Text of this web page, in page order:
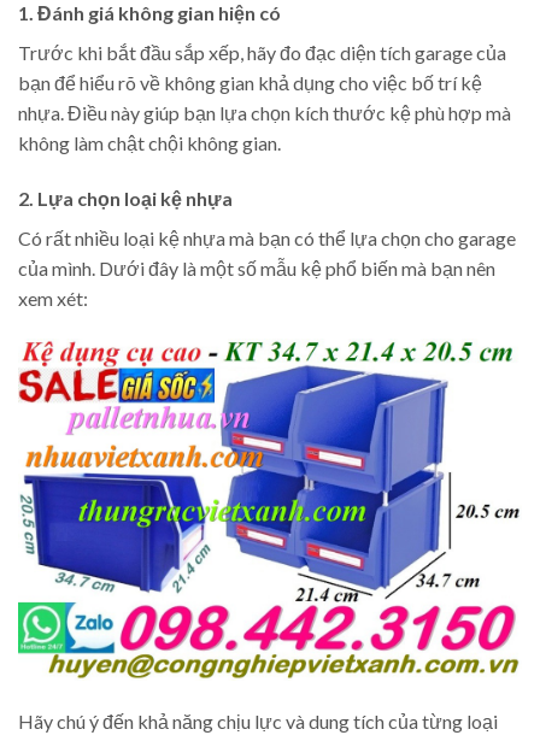
1. Đánh giá không gian hiện có
Trước khi bắt đầu sắp xếp, hãy đo đạc diện tích garage của
bạn để hiểu rõ về không gian khả dụng cho việc bố trí kệ
nhựa. Điều này giúp bạn lựa chọn kích thước kệ phù hợp mà
không làm chật chội không gian.
2. Lựa chọn loại kệ nhựa
Có rất nhiều loại kệ nhựa mà bạn có thể lựa chọn cho garage
của mình. Dưới đây là một số mẫu kệ phổ biến mà bạn nên
xem xét:
Hãy chú ý đến khả năng chịu lực và dung tích của từng loại